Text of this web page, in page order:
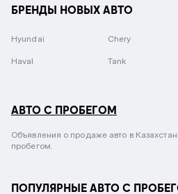
БРЕНДЫ НОВЫХ АВТО
Hyundai Chery
Haval Tank
АВТО С ПРОБЕГОМ
Объявления о продаже авто в
пробегом.
ПОПУЛЯРНЫЕ АВТО С